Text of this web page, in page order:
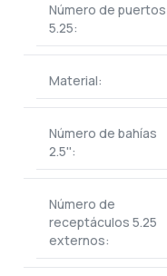
Número de puertos
5.25:
Material:
Número de bahías
2.5'':
Número de
receptáculos 5.25
externos: